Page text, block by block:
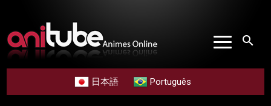
search
日本語 Português